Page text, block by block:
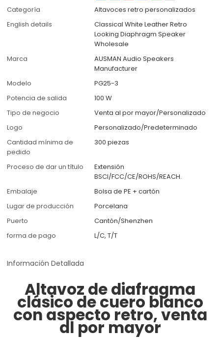
Categoría
Altavoces retro personalizados
English details
Classical White Leather Retro
Looking Diaphragm Speaker
Wholesale
Marca
AUSMAN Audio Speakers
Manufacturer
Modelo
PG25-3
Potencia de salida
100 W
Tipo de negocio
Venta al por mayor/Personalizado
Logo
Personalizado/Predeterminado
Cantidad mínima de
pedido
300 piezas
Proceso de dar un título
Extensión
BSCI/FCC/CE/ROHS/REACH.
Embalaje
Bolsa de PE + cartón
Lugar de producción
Porcelana
Puerto
Cantón/Shenzhen
forma de pago
L/C, T/T
Información Detallada
Altavoz de diafragma
clásico de cuero blanco
con aspecto retro, venta
al por mayor